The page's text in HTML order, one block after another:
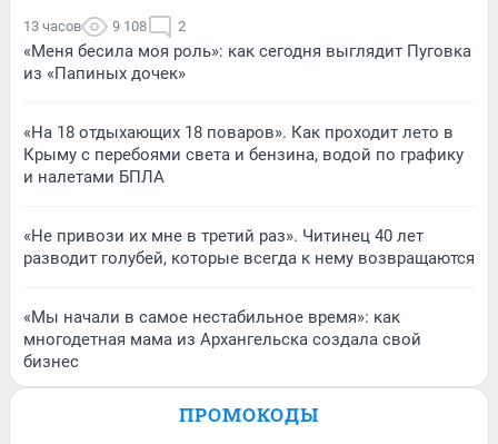
13 часов 9 108 2
«Меня бесила моя роль»: как сегодня выглядит Пуговка
из «Папиных дочек»
«На 18 отдыхающих 18 поваров». Как проходит лето в
Крыму с перебоями света и бензина, водой по графику
и налетами БПЛА
«Не привози их мне в третий раз». Читинец 40 лет
разводит голубей, которые всегда к нему возвращаются
«Мы начали в самое нестабильное время»: как
многодетная мама из Архангельска создала свой
бизнес
ПРОМОКОДЫ